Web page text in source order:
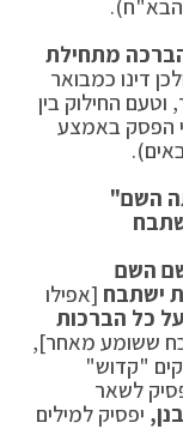
מתחילת
דינו כמבואר
החילוק בין
הפסק באמצע
השם"
השם
ישתבח [אפילו
כל הברכות
ששומע מאחר],
"קדוש"
לשאר
יפסיק למילים